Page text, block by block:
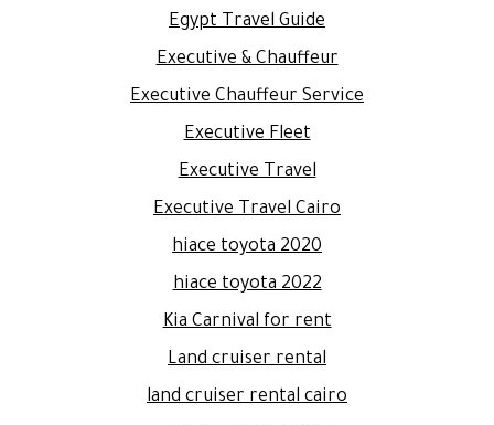
Egypt Travel Guide
Executive & Chauffeur
Executive Chauffeur Service
Executive Fleet
Executive Travel
Executive Travel Cairo
hiace toyota 2020
hiace toyota 2022
Kia Carnival for rent
Land cruiser rental
land cruiser rental cairo